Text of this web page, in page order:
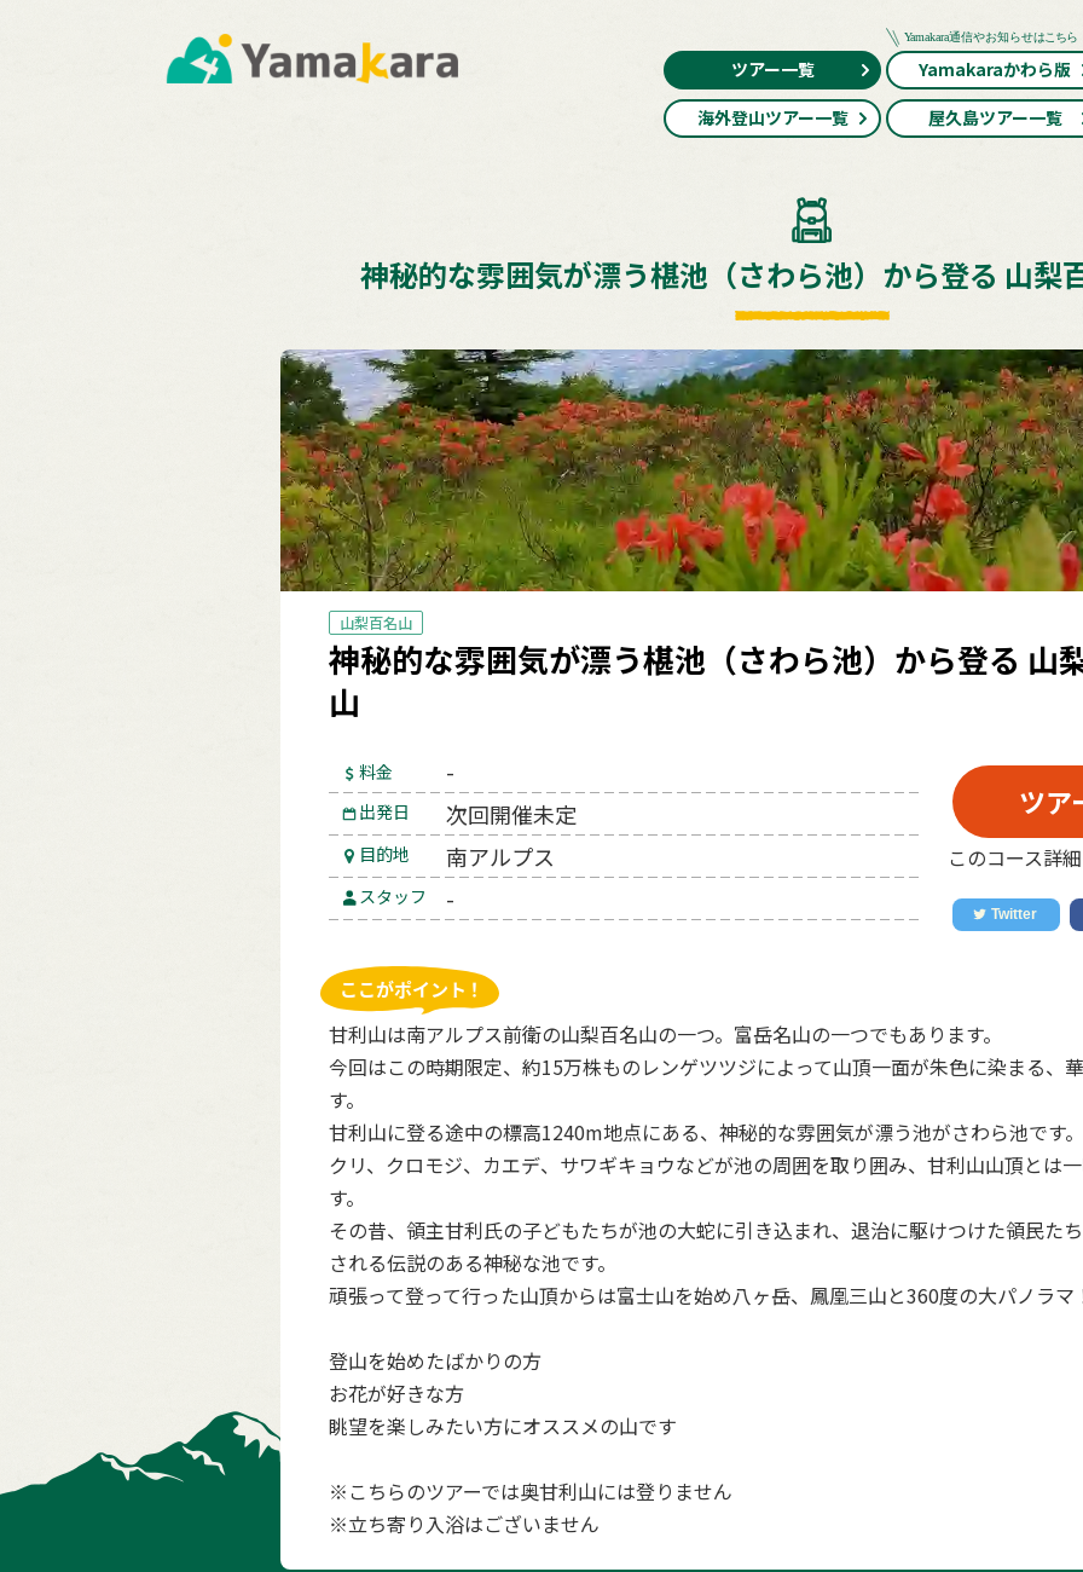
ツアー一覧
Yamakaraかわら版
海外登山ツアー一覧
屋久島ツアー一覧
神秘的な雰囲気が漂う椹池（さわら池）から登る 山
山梨百名山
神秘的な雰囲気が漂う椹池（さわら池）から登る
山
料金 -
出発日 次回開催未定
目的地 南アルプス
スタッフ -
ツア
このコース詳
甘利山は南アルプス前衛の山梨百名山の一つ。富岳名山の一つでもあります。
今回はこの時期限定、約15万株ものレンゲツツジによって山頂一面が朱色に染まる、
す。
甘利山に登る途中の標高1240m地点にある、神秘的な雰囲気が漂う池がさわら池です。
クリ、クロモジ、カエデ、サワギキョウなどが池の周囲を取り囲み、甘利山山頂とは
す。
その昔、領主甘利氏の子どもたちが池の大蛇に引き込まれ、退治に駆けつけた領民た
される伝説のある神秘な池です。
頑張って登って行った山頂からは富士山を始め八ヶ岳、鳳凰三山と360度の大パノラマ
登山を始めたばかりの方
お花が好きな方
眺望を楽しみたい方にオススメの山です
※こちらのツアーでは奥甘利山には登りません
※立ち寄り入浴はございません